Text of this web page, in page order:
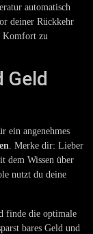
automatisch
deiner Rückkehr
Komfort zu
Geld
ein angenehmes
. Merke dir: Lieber
dem Wissen über
nutzt du deine
finde die optimale
bares Geld und